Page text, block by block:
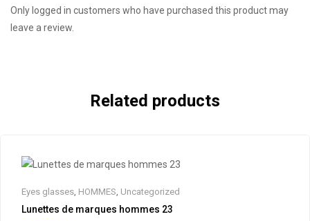
Only logged in customers who have purchased this product may
leave a review.
Related products
Eyes glasses HOMMES Uncategorized
Lunettes de marques hommes 23